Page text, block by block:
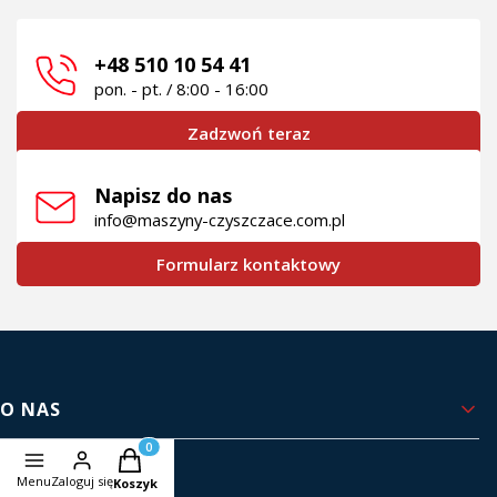
+48 510 10 54 41
pon. - pt. / 8:00 - 16:00
Zadzwoń teraz
Napisz do nas
info@maszyny-czyszczace.com.pl
Formularz kontaktowy
Linki w stopce
O NAS
Kontakt i dane firmy
MenuZaloguj się
Produkty w koszyku: 0. Zobacz szczegóły
Koszyk